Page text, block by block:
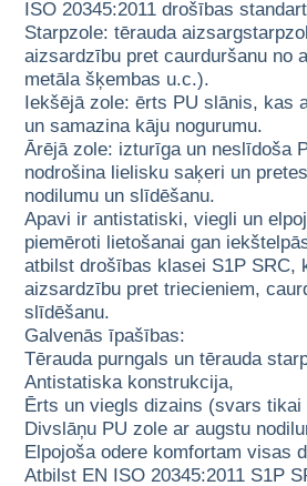
ISO 20345:2011 drošības
Starpzole: tērauda
aizsardzību pret caurduršanu no
metāla šķembas u.c.).
Iekšējā zole: ērts PU slānis, kas
un samazina kāju nogurumu.
Ārējā zole: izturīga un neslīdoša
nodrošina lielisku saķeri un
nodilumu un slīdēšanu.
Apavi ir antistatiski, viegli un
piemēroti lietošanai gan
atbilst drošības klasei S1P SRC,
aizsardzību pret triecieniem,
slīdēšanu.
Galvenās īpašības:
Tērauda purngals un tērauda
Antistatiska konstrukcija,
Ērts un viegls dizains (svars tikai
Divslāņu PU zole ar augstu
Elpojoša odere komfortam visas
Atbilst EN ISO 20345:2011 S1P